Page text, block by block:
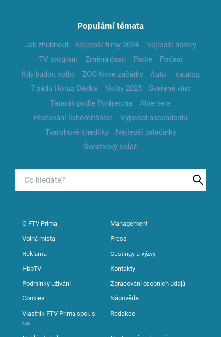
Populární témata
Jak zhubnout Nejlepší filmy 2024
Nejlepší horory
TV program
Změna času Partie
Počasí
Kdy budou volby
ZOO Nové začátky
Auto – katalog
7 pádů Honzy Dědka
Volby 2025
Svařené víno
Tatarák podle Pohlreicha
Aloe vera
Pěstování lichořeřišnice
Výpočet ascendentu
Tvarohové knedlíky
Nejlepší palačinky
Švestkový koláč
O FTV Prima Management
Volná místa Press
Reklama Castingy a výzvy
HbbTV Kontakty
Podmínky užívání Zpracování osobních údajů
Cookies Nápověda
Vlastník FTV Prima spol. s
r.o.
Redakce